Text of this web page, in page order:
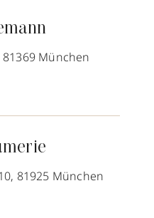
81369 München
81925 München